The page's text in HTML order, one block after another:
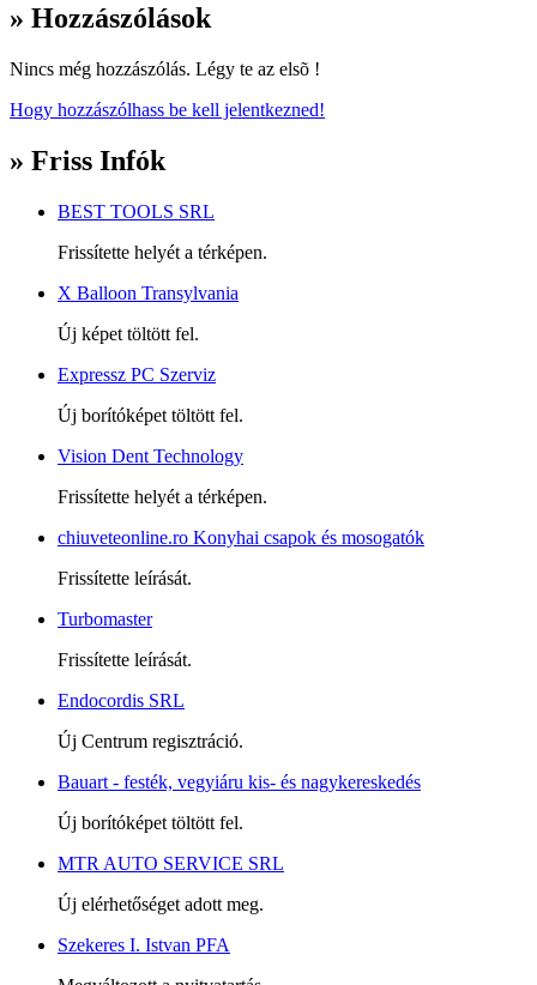
» Hozzászólások
Nincs még hozzászólás. Légy te az elsõ !
Hogy hozzászólhass be kell jelentkezned!
» Friss Infók
BEST TOOLS SRL
Frissítette helyét a térképen.
X Balloon Transylvania
Új képet töltött fel.
Expressz PC Szerviz
Új borítóképet töltött fel.
Vision Dent Technology
Frissítette helyét a térképen.
chiuveteonline.ro Konyhai csapok és mosogatók
Frissítette leírását.
Turbomaster
Frissítette leírását.
Endocordis SRL
Új Centrum regisztráció.
Bauart - festék, vegyiáru kis- és nagykereskedés
Új borítóképet töltött fel.
MTR AUTO SERVICE SRL
Új elérhetőséget adott meg.
Szekeres I. Istvan PFA